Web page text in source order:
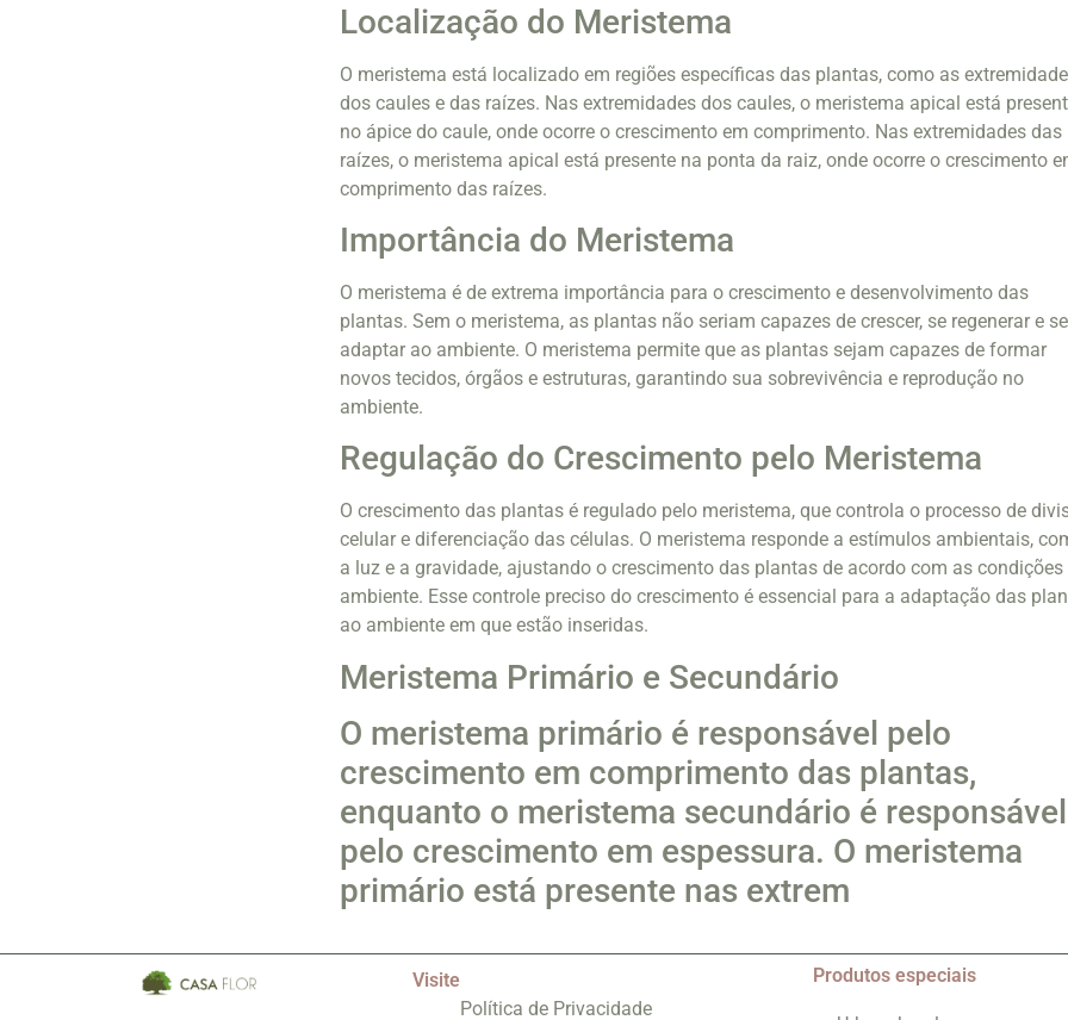
Localização do Meristema
O meristema está localizado em regiões específicas das plantas, como as
dos caules e das raízes. Nas extremidades dos caules, o meristema apical está
no ápice do caule, onde ocorre o crescimento em comprimento. Nas extremidades das
raízes, o meristema apical está presente na ponta da raiz, onde ocorre o crescimento
comprimento das raízes.
Importância do Meristema
O meristema é de extrema importância para o crescimento e desenvolvimento das
plantas. Sem o meristema, as plantas não seriam capazes de crescer, se regenerar e se
adaptar ao ambiente. O meristema permite que as plantas sejam capazes de formar
novos tecidos, órgãos e estruturas, garantindo sua sobrevivência e reprodução no
ambiente.
Regulação do Crescimento pelo Meristema
O crescimento das plantas é regulado pelo meristema, que controla o processo de
celular e diferenciação das células. O meristema responde a estímulos ambientais,
a luz e a gravidade, ajustando o crescimento das plantas de acordo com as condições
ambiente. Esse controle preciso do crescimento é essencial para a adaptação das
ao ambiente em que estão inseridas.
Meristema Primário e Secundário
O meristema primário é responsável pelo
crescimento em comprimento das plantas,
enquanto o meristema secundário é responsável
pelo crescimento em espessura. O meristema
primário está presente nas extrem
Visite
Política de Privacidade
Produtos especiais